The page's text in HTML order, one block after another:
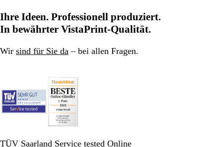
Ihre Ideen. Professionell produziert.
In bewährter VistaPrint-Qualität.
Wir sind für Sie da – bei allen Fragen.
TÜV Saarland Service tested Online